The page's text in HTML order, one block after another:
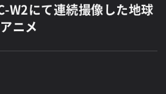
W2にて連続撮像した地球
ニメ